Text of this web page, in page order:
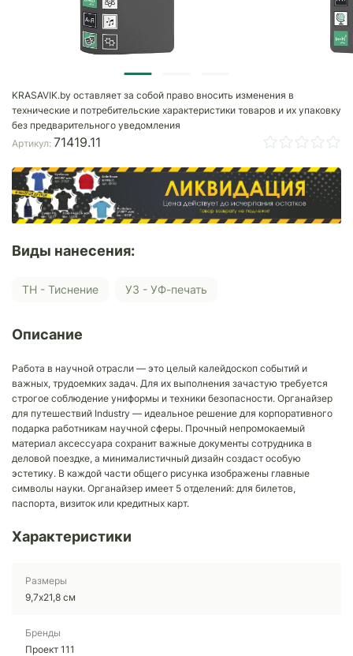
KRASAVIK.by оставляет за собой право вносить изменения в
технические и потребительские характеристики товаров и их упаковку
без предварительного уведомления
Артикул: 71419.11
Виды нанесения:
ТН - Тиснение У3 - УФ-печать
Описание
Работа в научной отрасли — это целый калейдоскоп событий и
важных, трудоемких задач. Для их выполнения зачастую требуется
строгое соблюдение униформы и техники безопасности. Органайзер
для путешествий Industry — идеальное решение для корпоративного
подарка работникам научной сферы. Прочный непромокаемый
материал аксессуара сохранит важные документы сотрудника в
деловой поездке, а минималистичный дизайн создаст особую
эстетику. В каждой части общего рисунка изображены главные
символы науки. Органайзер имеет 5 отделений: для билетов,
паспорта, визиток или кредитных карт.
Характеристики
Размеры
9,7х21,8 см
Бренды
Проект 111